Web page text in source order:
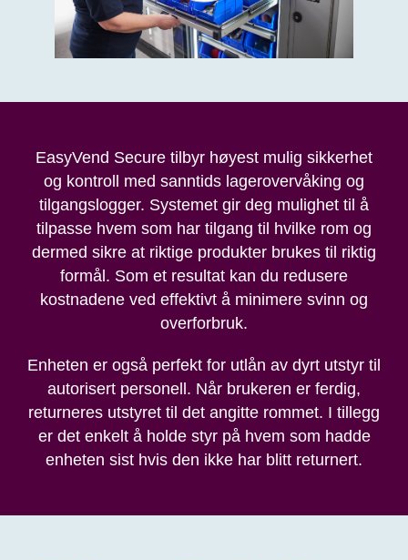
EasyVend Secure tilbyr høyest mulig sikkerhet
og kontroll med sanntids lagerovervåking og
tilgangslogger. Systemet gir deg mulighet til å
tilpasse hvem som har tilgang til hvilke rom og
dermed sikre at riktige produkter brukes til riktig
formål. Som et resultat kan du redusere
kostnadene ved effektivt å minimere svinn og
overforbruk.
Enheten er også perfekt for utlån av dyrt utstyr til
autorisert personell. Når brukeren er ferdig,
returneres utstyret til det angitte rommet. I tillegg
er det enkelt å holde styr på hvem som hadde
enheten sist hvis den ikke har blitt returnert.